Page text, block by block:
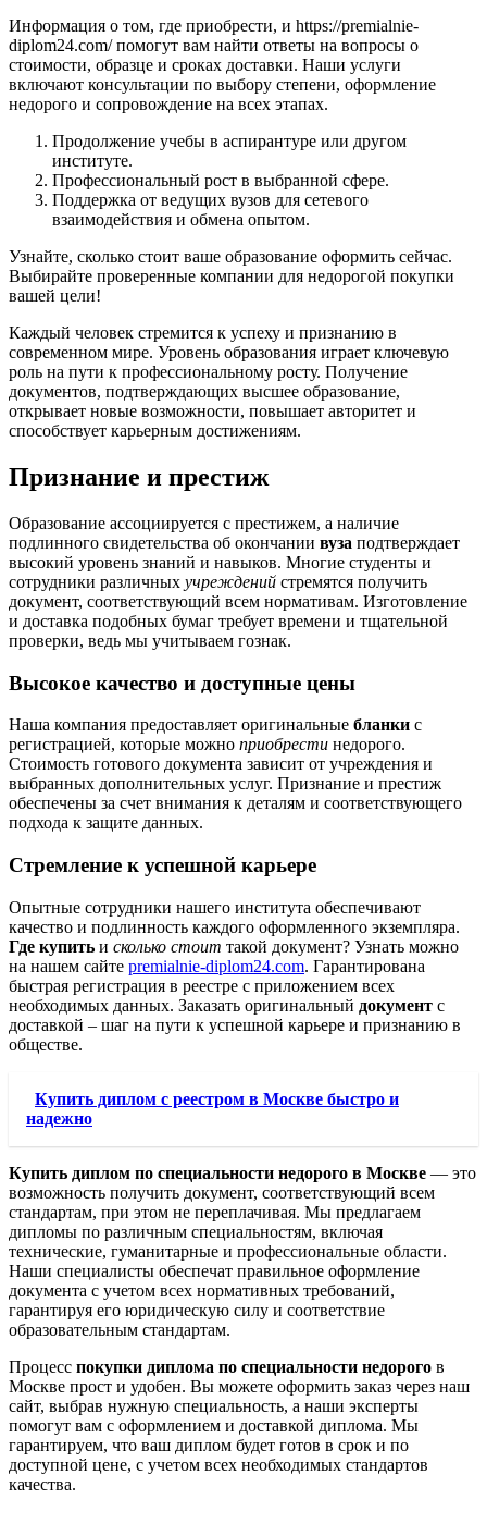
Информация о том, где приобрести, и https://premialnie-
diplom24.com/ помогут вам найти ответы на вопросы о
стоимости, образце и сроках доставки. Наши услуги
включают консультации по выбору степени, оформление
недорого и сопровождение на всех этапах.
Продолжение учебы в аспирантуре или другом
институте.
Профессиональный рост в выбранной сфере.
Поддержка от ведущих вузов для сетевого
взаимодействия и обмена опытом.
Узнайте, сколько стоит ваше образование оформить сейчас.
Выбирайте проверенные компании для недорогой покупки
вашей цели!
Каждый человек стремится к успеху и признанию в
современном мире. Уровень образования играет ключевую
роль на пути к профессиональному росту. Получение
документов, подтверждающих высшее образование,
открывает новые возможности, повышает авторитет и
способствует карьерным достижениям.
Признание и престиж
Образование ассоциируется с престижем, а наличие
подлинного свидетельства об окончании вуза подтверждает
высокий уровень знаний и навыков. Многие студенты и
сотрудники различных учреждений стремятся получить
документ, соответствующий всем нормативам. Изготовление
и доставка подобных бумаг требует времени и тщательной
проверки, ведь мы учитываем гознак.
Высокое качество и доступные цены
Наша компания предоставляет оригинальные бланки с
регистрацией, которые можно приобрести недорого.
Стоимость готового документа зависит от учреждения и
выбранных дополнительных услуг. Признание и престиж
обеспечены за счет внимания к деталям и соответствующего
подхода к защите данных.
Стремление к успешной карьере
Опытные сотрудники нашего института обеспечивают
качество и подлинность каждого оформленного экземпляра.
Где купить и сколько стоит такой документ? Узнать можно
на нашем сайте premialnie-diplom24.com. Гарантирована
быстрая регистрация в реестре с приложением всех
необходимых данных. Заказать оригинальный документ с
доставкой – шаг на пути к успешной карьере и признанию в
обществе.
Купить диплом с реестром в Москве быстро и
надежно
Купить диплом по специальности недорого в Москве — это
возможность получить документ, соответствующий всем
стандартам, при этом не переплачивая. Мы предлагаем
дипломы по различным специальностям, включая
технические, гуманитарные и профессиональные области.
Наши специалисты обеспечат правильное оформление
документа с учетом всех нормативных требований,
гарантируя его юридическую силу и соответствие
образовательным стандартам.
Процесс покупки диплома по специальности недорого в
Москве прост и удобен. Вы можете оформить заказ через наш
сайт, выбрав нужную специальность, а наши эксперты
помогут вам с оформлением и доставкой диплома. Мы
гарантируем, что ваш диплом будет готов в срок и по
доступной цене, с учетом всех необходимых стандартов
качества.